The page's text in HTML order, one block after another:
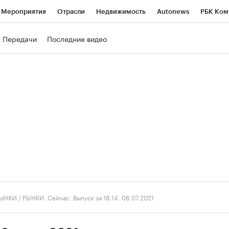
Мероприятия Отрасли Недвижимость Autonews РБК
Передачи Последние видео
/ РЫНКИ. Сейчас. Выпуск за 18:14, 06.07.2021